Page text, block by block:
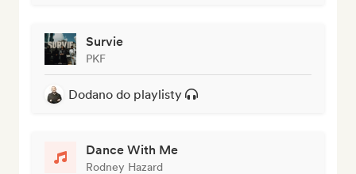
Survie
PKF
Dodano do playlisty
Dance With Me
Rodney Hazard